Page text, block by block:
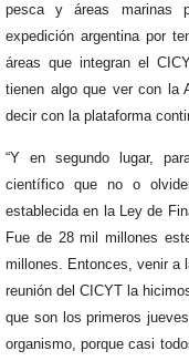
pesca y áreas marinas
expedición argentina por
áreas que integran el
tienen algo que ver con la
decir con la plataforma
“Y en segundo lugar,
científico que no o
establecida en la Ley de
Fue de 28 mil millones
millones. Entonces, venir a
reunión del CICYT la
que son los primeros
organismo, porque casi